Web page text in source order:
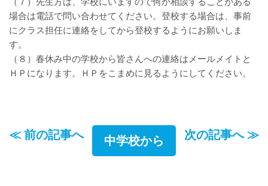
場合は電話で問い合わせてください。登校する場合は、事前
にクラス担任に連絡をしてから登校するようにお願いしま
す。
（８）春休み中の学校から皆さんへの連絡はメールメイトと
ＨＰになります。ＨＰをこまめに見るようにしてください。
≪ 前の記事へ 中学校から 次の記事へ ≫